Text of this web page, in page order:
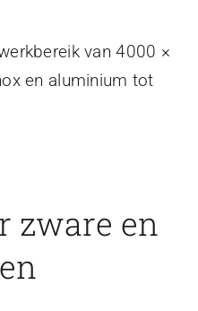
van 4000 ×
en aluminium tot
zware en